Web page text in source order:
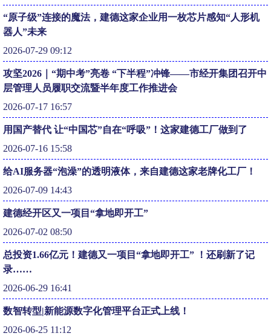
“原子级”连接的魔法，建德这家企业用一枚芯片感知“人形机
器人”未来
2026-07-29 09:12
攻坚2026｜“期中考”亮卷 “下半程”冲锋——市经开集团召开中
层管理人员履职交流暨半年度工作推进会
2026-07-17 16:57
用国产替代 让“中国芯”自在“呼吸”！这家建德工厂做到了
2026-07-16 15:58
给AI服务器“泡澡”的透明液体，来自建德这家老牌化工厂！
2026-07-09 14:43
建德经开区又一项目“拿地即开工”
2026-07-02 08:50
总投资1.66亿元！建德又一项目“拿地即开工” ！还刷新了记
录……
2026-06-29 16:41
数智转型|新能源数字化管理平台正式上线！
2026-06-25 11:12